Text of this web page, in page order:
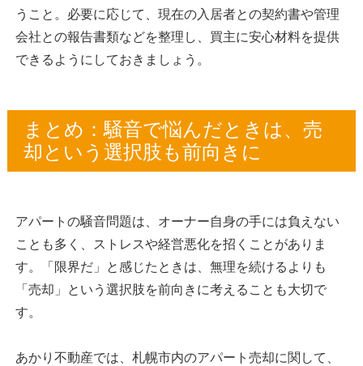
うこと。必要に応じて、現在の入居者との契約書や管理
会社との報告書類などを整理し、買主に安心材料を提供
できるようにしておきましょう。
まとめ：騒音で悩んだときは、売
却という選択肢も前向きに
アパートの騒音問題は、オーナー自身の手には負えない
ことも多く、ストレスや経営悪化を招くことがありま
す。「限界だ」と感じたときは、無理を続けるよりも
「売却」という選択肢を前向きに考えることも大切で
す。
あかり不動産では、札幌市内のアパート売却に関して、